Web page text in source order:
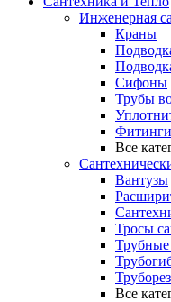
Инженерная
Краны
Сифоны
Трубы
Фитинги
Все
Вантузы
Тросы
Все